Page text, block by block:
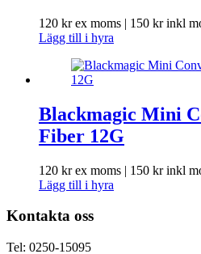
120 krex moms | 150 krinkl
Lägg till i hyra
Blackmagic Mini
Fiber 12G
120 krex moms | 150 krinkl
Lägg till i hyra
Kontakta oss
Tel: 0250-15095